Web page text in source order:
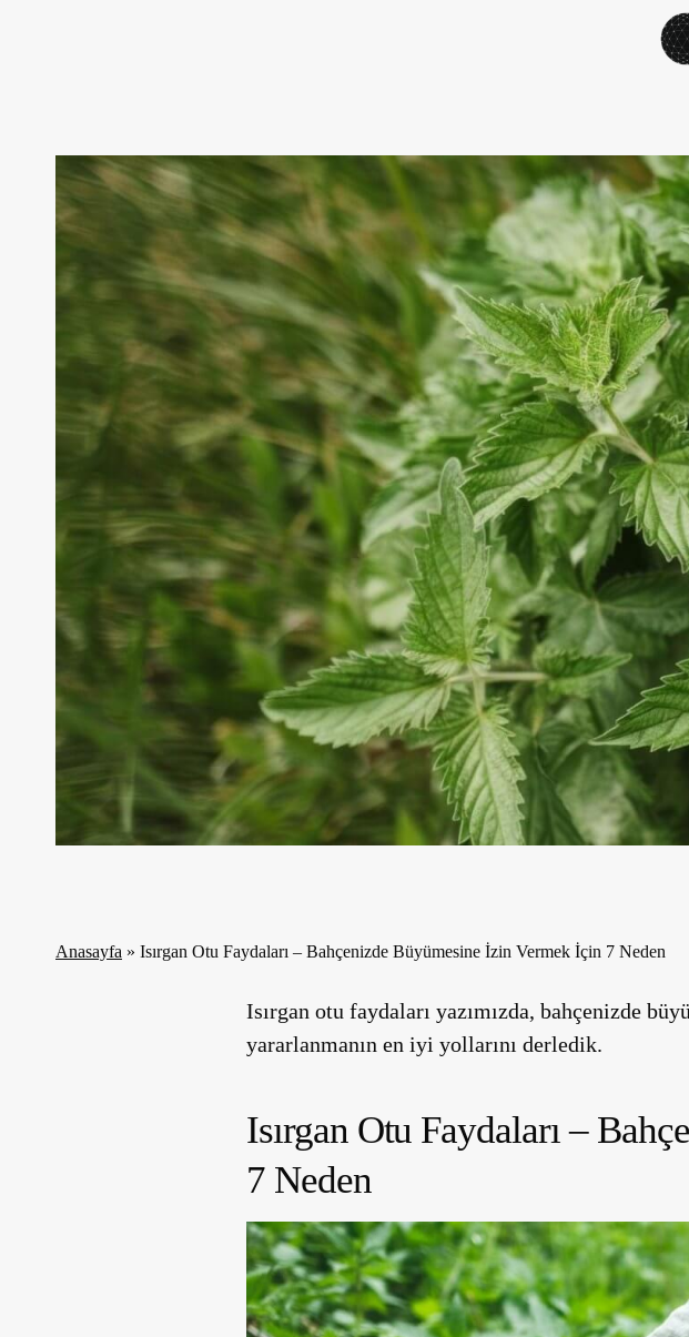
Anasayfa » Isırgan Otu Faydaları – Bahçenizde Büyümesine İzin Vermek İçin 7 Neden
Isırgan otu faydaları yazımızda, bahçenizde
yararlanmanın en iyi yollarını derledik.
Isırgan Otu Faydaları –
7 Neden